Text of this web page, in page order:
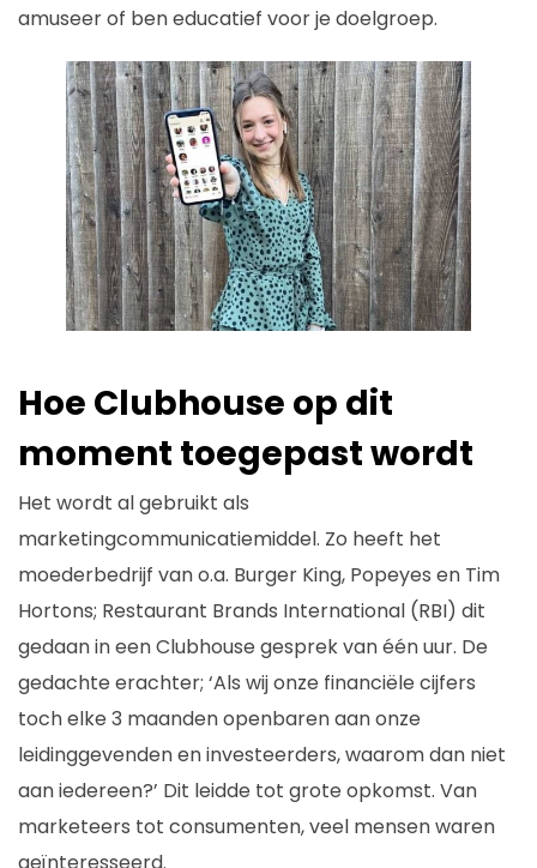
amuseer of ben educatief voor je doelgroep.
Hoe Clubhouse op dit
moment toegepast wordt
Het wordt al gebruikt als
marketingcommunicatiemiddel. Zo heeft het
moederbedrijf van o.a. Burger King, Popeyes en Tim
Hortons; Restaurant Brands International (RBI) dit
gedaan in een Clubhouse gesprek van één uur. De
gedachte erachter; ‘Als wij onze financiële cijfers
toch elke 3 maanden openbaren aan onze
leidinggevenden en investeerders, waarom dan niet
aan iedereen?’ Dit leidde tot grote opkomst. Van
marketeers tot consumenten, veel mensen waren